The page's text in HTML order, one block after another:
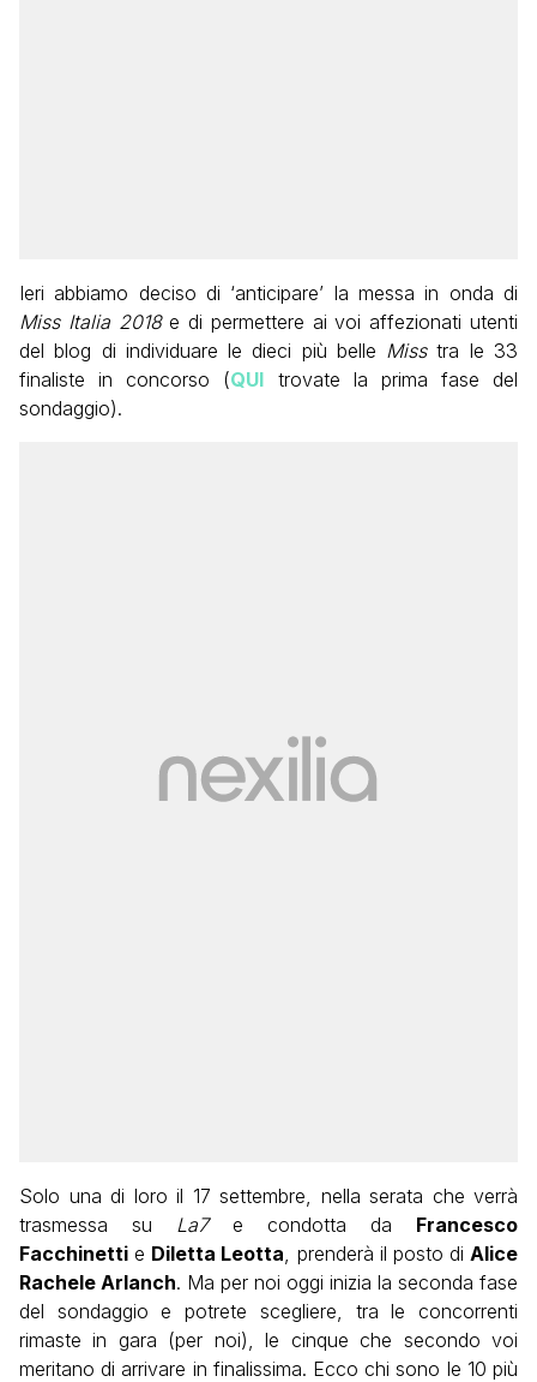
Ieri abbiamo deciso di ‘anticipare’ la messa in onda di
Miss Italia 2018e di permettere ai voi affezionati utenti
del blog di individuare le dieci più belle Misstra le 33
finaliste in concorso (QUI trovate la prima fase del
sondaggio).
Solo una di loro il 17 settembre, nella serata che verrà
trasmessa su La7e condotta da Francesco
Facchinetti e Diletta Leotta , prenderà il posto di Alice
Rachele Arlanch. Ma per noi oggi inizia la seconda fase
del sondaggio e potrete scegliere, tra le concorrenti
rimaste in gara (per noi), le cinque che secondo voi
meritano di arrivare in finalissima. Ecco chi sono le 10 più